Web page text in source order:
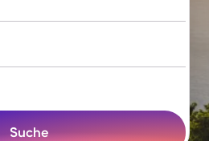
Suche